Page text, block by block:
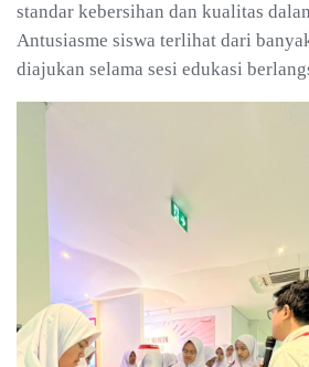
standar kebersihan dan kualitas
Antusiasme siswa terlihat dari
diajukan selama sesi edukasi